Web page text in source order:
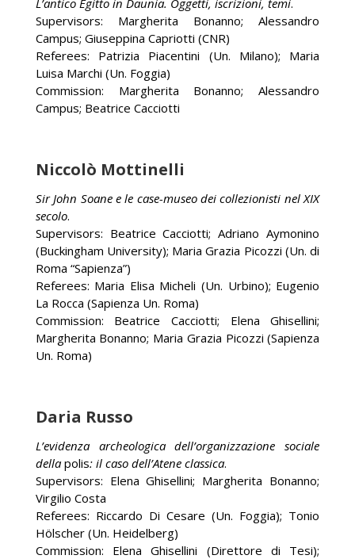
Supervisors: Margherita Bonanno; Alessandro
Campus; Giuseppina Capriotti (CNR)
Referees: Patrizia Piacentini (Un. Milano); Maria
Luisa Marchi (Un. Foggia)
Commission: Margherita Bonanno; Alessandro
Campus; Beatrice Cacciotti
Niccolò Mottinelli
Sir John Soane e le case-museo dei collezionisti nel XIX
secolo.
Supervisors: Beatrice Cacciotti; Adriano Aymonino
(Buckingham University); Maria Grazia Picozzi (Un. di
Roma “Sapienza”)
Referees: Maria Elisa Micheli (Un. Urbino); Eugenio
La Rocca (Sapienza Un. Roma)
Commission: Beatrice Cacciotti; Elena Ghisellini;
Margherita Bonanno; Maria Grazia Picozzi (Sapienza
Un. Roma)
Daria Russo
L’evidenza archeologica dell’organizzazione sociale
della polis: il caso dell’Atene classica.
Supervisors: Elena Ghisellini; Margherita Bonanno;
Virgilio Costa
Referees: Riccardo Di Cesare (Un. Foggia); Tonio
Hölscher (Un. Heidelberg)
Commission: Elena Ghisellini (Direttore di Tesi);